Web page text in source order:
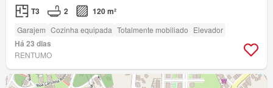
T3 2 120 m²
Garajem Cozinha equipada Totalmente mobiliado Elevador
Há 23 dias
RENTUMO